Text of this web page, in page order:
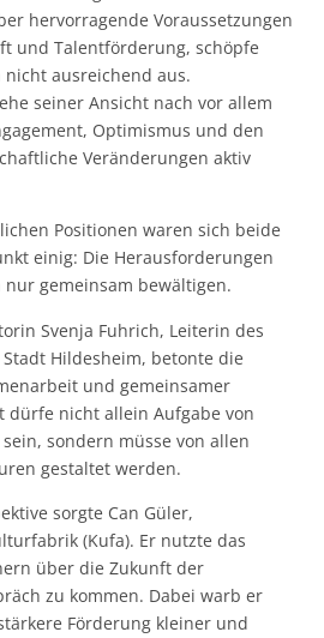
hervorragende Voraussetzungen
und Talentförderung, schöpfe
nicht ausreichend aus.
seiner Ansicht nach vor allem
Optimismus und den
Veränderungen aktiv
Positionen waren sich beide
einig: Die Herausforderungen
gemeinsam bewältigen.
Svenja Fuhrich, Leiterin des
Hildesheim, betonte die
und gemeinsamer
dürfe nicht allein Aufgabe von
sondern müsse von allen
gestaltet werden.
sorgte Can Güler,
(Kufa). Er nutzte das
über die Zukunft der
zu kommen. Dabei warb er
Förderung kleiner und